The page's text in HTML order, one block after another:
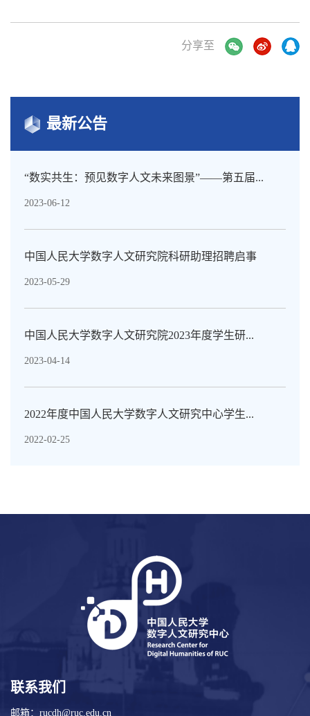
分享至
最新公告
“数实共生：预见数字人文未来图景”——第五届...
2023-06-12
中国人民大学数字人文研究院科研助理招聘启事
2023-05-29
中国人民大学数字人文研究院2023年度学生研...
2023-04-14
2022年度中国人民大学数字人文研究中心学生...
2022-02-25
联系我们
邮箱：rucdh@ruc.edu.cn